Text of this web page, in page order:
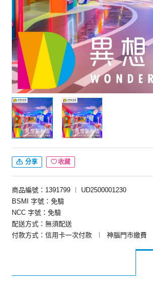
分享 收藏
商品編號：1391799 ︱
UD2500001230
BSMI 字號：免驗
NCC 字號：免驗
配送方式：無須配送
付款方式：信用卡一次付款
︱ 神腦門市繳費